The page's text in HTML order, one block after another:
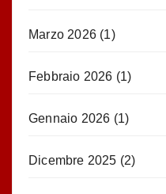
Marzo 2026 (1)
Febbraio 2026 (1)
Gennaio 2026 (1)
Dicembre 2025 (2)